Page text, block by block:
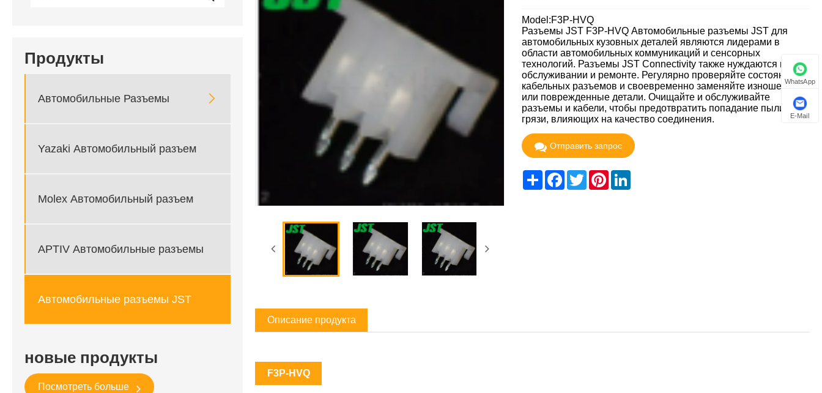
Продукты
Автомобильные Разъемы 
Yazaki Автомобильный разъем
Molex Автомобильный разъем
APTIV Автомобильные разъемы
Автомобильные разъемы JST
новые продукты
Посмотреть больше
Model:F3P-HVQ
Разъемы JST F3P-HVQ Автомобильные разъемы JST для
автомобильных кузовных деталей являются лидерами в
области автомобильных коммуникаций и сенсорных
технологий. Разъемы JST Connectivity также нуждаются в
обслуживании и ремонте. Регулярно проверяйте состояние
кабельных разъемов и своевременно заменяйте изношенные
или поврежденные детали. Очищайте и обслуживайте
разъемы и кабели, чтобы предотвратить попадание пыли и
грязи, влияющих на качество соединения.
Отправить запрос
ShareFacebook
TwitterPinterestLinkedIn
Описание продукта
F3P-HVQ
WhatsApp
E-Mail